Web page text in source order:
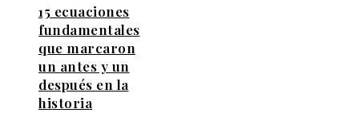
15 ecuaciones
fundamentales
que marcaron
un antes y un
después en la
historia